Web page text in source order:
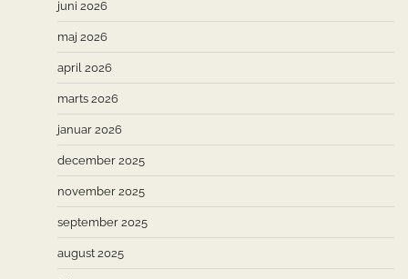
juni 2026
maj 2026
april 2026
marts 2026
januar 2026
december 2025
november 2025
september 2025
august 2025